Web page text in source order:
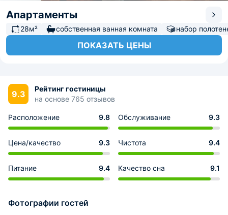
Апартаменты
28м² собственная ванная комната набор
ПОКАЗАТЬ ЦЕНЫ
9.3
Рейтинг гостиницы
на основе 765 отзывов
Расположение 9.8 Обслуживание 9.3
Цена/качество 9.3 Чистота 9.4
Питание 9.4 Качество сна 9.1
Фотографии гостей